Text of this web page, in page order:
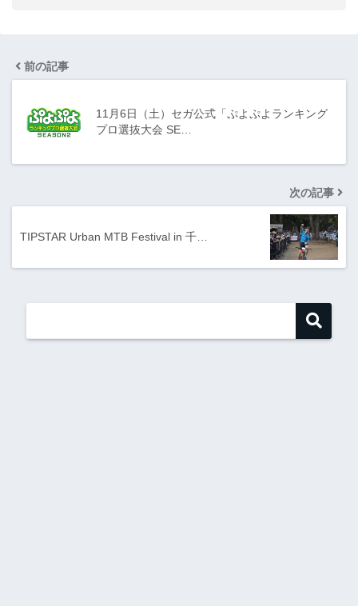
前の記事
11月6日（土）セガ公式「ぷよぷよランキング
プロ選抜大会 SE…
次の記事
TIPSTAR Urban MTB Festival in 千…